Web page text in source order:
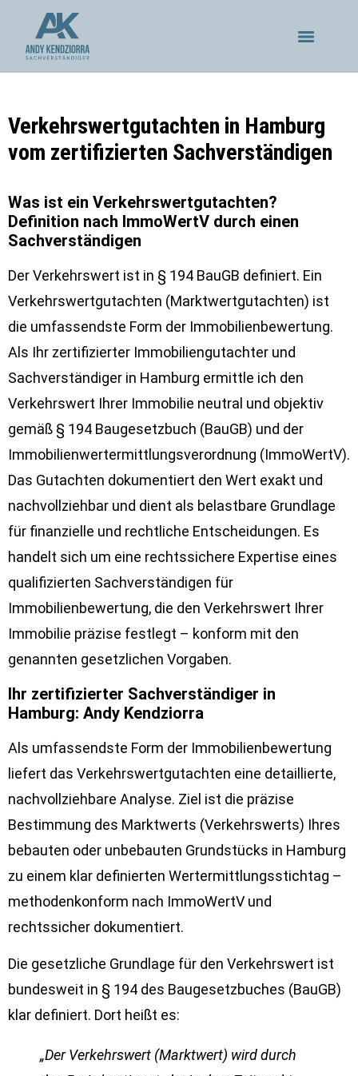
Verkehrswertgutachten in Hamburg
vom zertifizierten Sachverständigen
Was ist ein Verkehrswertgutachten?
Definition nach ImmoWertV durch einen
Sachverständigen
Der Verkehrswert ist in § 194 BauGB definiert. Ein
Verkehrswertgutachten (Marktwertgutachten) ist
die umfassendste Form der Immobilienbewertung.
Als Ihr zertifizierter Immobiliengutachter und
Sachverständiger in Hamburg ermittle ich den
Verkehrswert Ihrer Immobilie neutral und objektiv
gemäß § 194 Baugesetzbuch (BauGB) und der
Immobilienwertermittlungsverordnung (ImmoWertV).
Das Gutachten dokumentiert den Wert exakt und
nachvollziehbar und dient als belastbare Grundlage
für finanzielle und rechtliche Entscheidungen. Es
handelt sich um eine rechtssichere Expertise eines
qualifizierten Sachverständigen für
Immobilienbewertung, die den Verkehrswert Ihrer
Immobilie präzise festlegt – konform mit den
genannten gesetzlichen Vorgaben.
Ihr zertifizierter Sachverständiger in
Hamburg: Andy Kendziorra
Als umfassendste Form der Immobilienbewertung
liefert das Verkehrswertgutachten eine detaillierte,
nachvollziehbare Analyse. Ziel ist die präzise
Bestimmung des Marktwerts (Verkehrswerts) Ihres
bebauten oder unbebauten Grundstücks in Hamburg
zu einem klar definierten Wertermittlungsstichtag –
methodenkonform nach ImmoWertV und
rechtssicher dokumentiert.
Die gesetzliche Grundlage für den Verkehrswert ist
bundesweit in § 194 des Baugesetzbuches (BauGB)
klar definiert. Dort heißt es:
„Der Verkehrswert (Marktwert) wird durch